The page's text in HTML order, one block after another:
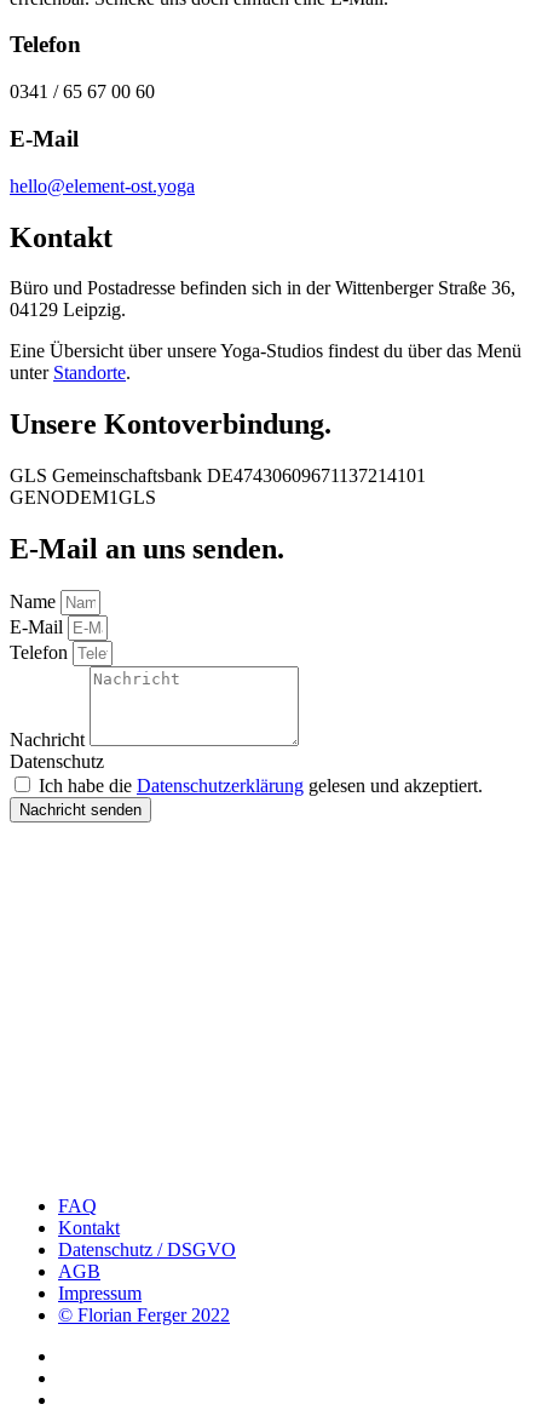
Telefon
0341 / 65 67 00 60
E-Mail
hello@element-ost.yoga
Kontakt
Büro und Postadresse befinden sich in der Wittenberger Straße 36,
04129 Leipzig.
Eine Übersicht über unsere Yoga-Studios findest du über das Menü
unter Standorte.
Unsere Kontoverbindung.
GLS Gemeinschaftsbank DE47430609671137214101
GENODEM1GLS
E-Mail an uns senden.
Name
E-Mail
Telefon
Nachricht
Datenschutz
Ich habe die Datenschutzerklärung gelesen und akzeptiert.
Nachricht senden
FAQ
Kontakt
Datenschutz / DSGVO
AGB
Impressum
© Florian Ferger 2022